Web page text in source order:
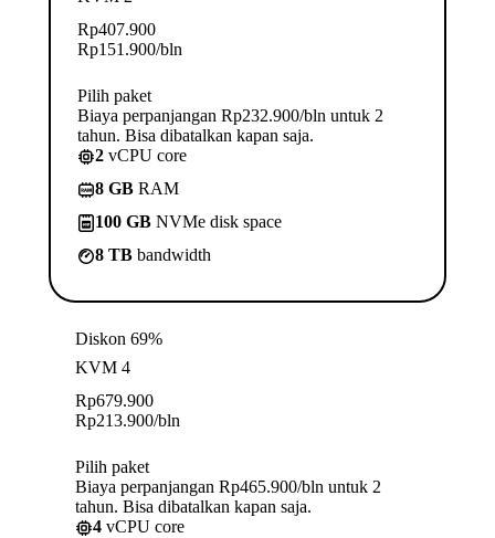
Rp407.900
Rp151.900/bln
Pilih paket
Biaya perpanjangan Rp232.900/bln untuk 2
tahun. Bisa dibatalkan kapan saja.
2 vCPU core
8 GB RAM
100 GB NVMe disk space
8 TB bandwidth
Diskon 69%
KVM 4
Rp679.900
Rp213.900/bln
Pilih paket
Biaya perpanjangan Rp465.900/bln untuk 2
tahun. Bisa dibatalkan kapan saja.
4 vCPU core